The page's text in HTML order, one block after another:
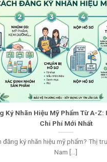
Ký Nhãn Hiệu Mỹ Phẩm Từ A-Z:
Chi Phí Mới Nhất
đăng ký nhãn hiệu mỹ phẩm? Thị
Nam [...]